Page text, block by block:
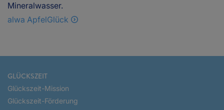
Mineralwasser.
alwa ApfelGlück
GLÜCKSZEIT
Glückszeit-Mission
Glückszeit-Förderung